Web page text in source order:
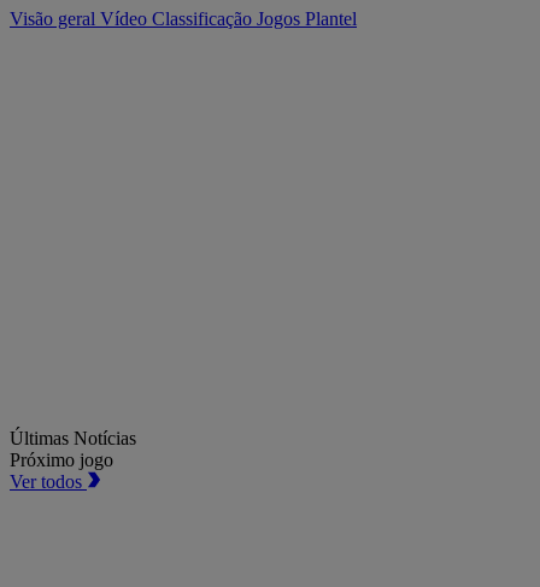
Visão geral Vídeo Classificação Jogos Plantel
Últimas Notícias
Próximo jogo
Ver todos